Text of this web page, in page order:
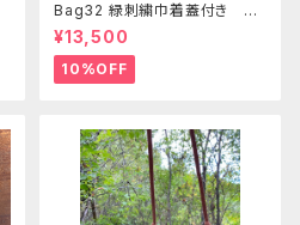
Bag32 緑刺繍巾着蓋付き 持
ち手裏泥染め無地 巾着蓋奄
美大島の車輪梅色 シピボバッ
ク
¥13,500
10%OFF